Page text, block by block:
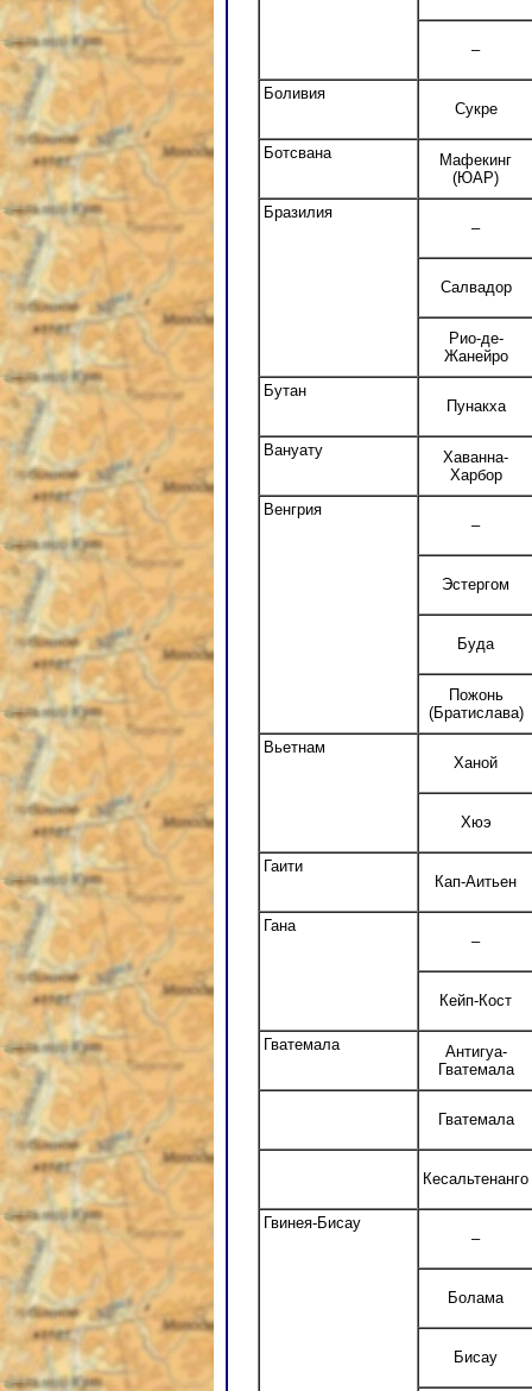
–
Боливия
Сукре
Ботсвана
Мафекинг
(ЮАР)
Бразилия
–
Салвадор
Рио-де-
Жанейро
Бутан
Пунакха
Вануату
Хаванна-
Харбор
Венгрия
–
Эстергом
Буда
Пожонь
(Братислава)
Вьетнам
Ханой
Хюэ
Гаити
Кап-Аитьен
Гана
–
Кейп-Кост
Гватемала
Антигуа-
Гватемала
Гватемала
Кесальтенанго
Гвинея-Бисау
–
Болама
Бисау